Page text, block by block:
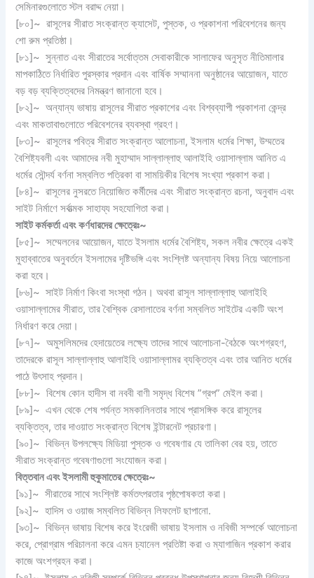
সেমিনারগুলোতে স্টল বরাদ্দ নেয়া।
[৮০]~ রাসূলের সীরাত সংক্রান্ত ক্যাসেট, পুস্তক, ও প্রকাশনা পরিবেশনের জন্য
শো রুম প্রতিষ্ঠা।
[৮১]~ সুন্নাত এবং সীরাতের সর্বোত্তম সেবাকারীকে সালাফের অনুসৃত নীতিমালার
মাপকাঠিতে নির্ধারিত পুরস্কার প্রদান এবং বার্ষিক সম্মাননা অনুষ্ঠানের আয়োজন, যাতে
বড় বড় ব্যক্তিত্বদের নিমন্ত্রণ জানানো হবে।
[৮২]~ অন্যান্য ভাষায় রাসূলের সীরাত প্রকাশের এবং বিশ্বব্যাপী প্রকাশনা কেন্দ্র
এবং মাকতাবাগুলোতে পরিবেশনের ব্যবস্থা গ্রহণ।
[৮৩]~ রাসূলের পবিত্র সীরাত সংক্রান্ত আলোচনা, ইসলাম ধর্মের শিক্ষা, উম্মতের
বৈশিষ্ট্যবলী এবং আমাদের নবী মুহাম্মাদ সাল্লাল্লাহু আলাইহি ওয়াসাল্লাম আনিত এ
ধর্মের সৌন্দর্য বর্ণনা সম্বলিত পত্রিকা বা সাময়িকীর বিশেষ সংখ্যা প্রকাশ করা।
[৮৪]~ রাসূলের নুসরতে নিয়োজিত কর্মীদের এবং সীরাত সংক্রান্ত রচনা, অনুবাদ এবং
সাইট নির্মাণে সর্বাত্মক সাহায্য সহযোগিতা করা।
সাইট কর্মকর্তা এবং কর্ণধারদের ক্ষেত্রেঃ~
[৮৫]~ সম্মেলনের আয়োজন, যাতে ইসলাম ধর্মের বৈশিষ্ট্য, সকল নবীর ক্ষেত্রে একই
মুহাব্বাতের অনুবর্তনে ইসলামের দৃষ্টিভঙ্গি এবং সংশ্লিষ্ট অন্যান্য বিষয় নিয়ে আলোচনা
করা হবে।
[৮৬]~ সাইট নির্মাণ কিংবা সংস্থা গঠন। অথবা রাসূল সাল্লাল্লাহু আলাইহি
ওয়াসাল্লামের সীরাত, তার বৈশ্বিক রেসালাতের বর্ণনা সম্বলিত সাইটের একটি অংশ
নির্ধারণ করে দেয়া।
[৮৭]~ অমুসলিমদের হেদায়েতের লক্ষ্যে তাদের সাথে আলোচনা-বৈঠকে অংশগ্রহণ,
তাদেরকে রাসূল সাল্লাল্লাহু আলাইহি ওয়াসাল্লামর ব্যক্তিত্ব এবং তার আনিত ধর্মের
পাঠে উৎসাহ প্রদান।
[৮৮]~ বিশেষ কোন হাদীস বা নববী বাণী সমৃদ্ধ বিশেষ ”গ্রপ” মেইল করা।
[৮৯]~ এখন থেকে শেষ পর্যন্ত সমকালিনতার সাথে প্রাসঙ্গিক করে রাসূলের
ব্যক্তিত্ব, তার দাওয়াত সংক্রান্ত বিশেষ ইন্টারনেট প্রচারণা।
[৯০]~ বিভিন্ন উপলক্ষ্যে মিডিয়া পুস্তক ও গবেষণার যে তালিকা বের হয়, তাতে
সীরাত সংক্রান্ত গবেষণাগুলো সংযোজন করা।
বিত্তবান এবং ইসলামী হুকুমাতের ক্ষেত্রেঃ~
[৯১]~ সীরাতের সাথে সংশ্লিষ্ট কর্মতৎপরতার পৃষ্ঠপোষকতা করা।
[৯২]~ হাদিস ও ওয়াজ সম্বলিত বিভিন্ন লিফলেট ছাপানো.
[৯৩]~ বিভিন্ন ভাষায় বিশেষ করে ইংরেজী ভাষায় ইসলাম ও নবিজী সম্পর্কে আলোচনা
করে, প্রোগ্রাম পরিচালনা করে এমন চ্যানেল প্রতিষ্টা করা ও ম্যাগাজিন প্রকাশ করার
কাজে অংশগ্রহন করা।